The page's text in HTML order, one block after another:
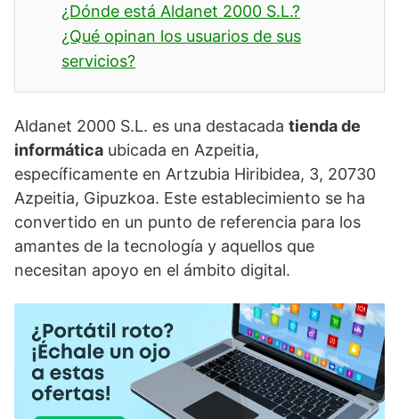
¿Dónde está Aldanet 2000 S.L.?
¿Qué opinan los usuarios de sus
servicios?
Aldanet 2000 S.L. es una destacada tienda de
informática ubicada en Azpeitia,
específicamente en Artzubia Hiribidea, 3, 20730
Azpeitia, Gipuzkoa. Este establecimiento se ha
convertido en un punto de referencia para los
amantes de la tecnología y aquellos que
necesitan apoyo en el ámbito digital.